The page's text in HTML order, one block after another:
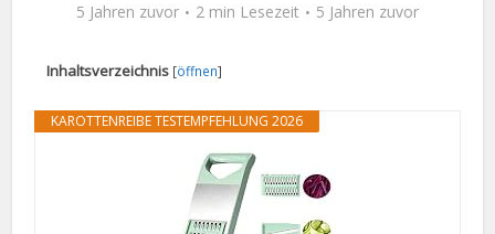
5 Jahren zuvor 2 min Lesezeit 5 Jahren zuvor
Inhaltsverzeichnis [öffnen]
KAROTTENREIBE TESTEMPFEHLUNG 2026